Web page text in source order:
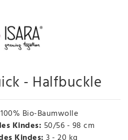
- Halfbuckle
100% Bio-Baumwolle
Kindes: 50/56 - 98 cm